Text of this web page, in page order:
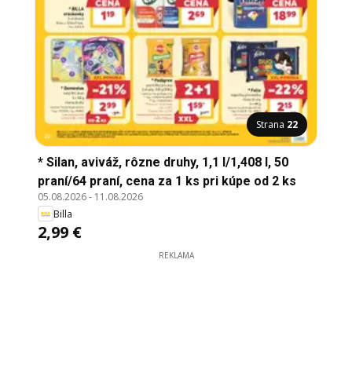
Strana 22
* Silan, aviváž, rôzne druhy, 1,1 l/1,408 l, 50
praní/64 praní, cena za 1 ks pri kúpe od 2 ks
05.08.2026- 11.08.2026
Billa
2,99 €
REKLAMA